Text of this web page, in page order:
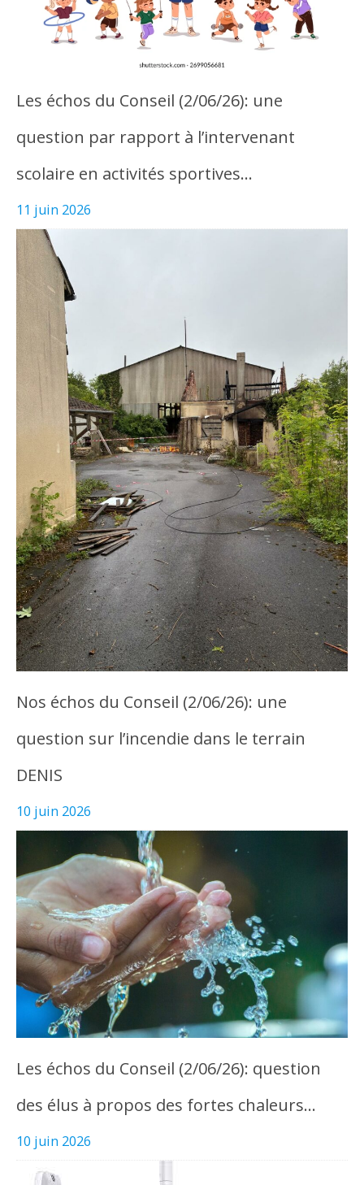
Les échos du Conseil (2/06/26): une
question par rapport à l’intervenant
scolaire en activités sportives…
11 juin 2026
Nos échos du Conseil (2/06/26): une
question sur l’incendie dans le terrain
DENIS
10 juin 2026
Les échos du Conseil (2/06/26): question
des élus à propos des fortes chaleurs…
10 juin 2026